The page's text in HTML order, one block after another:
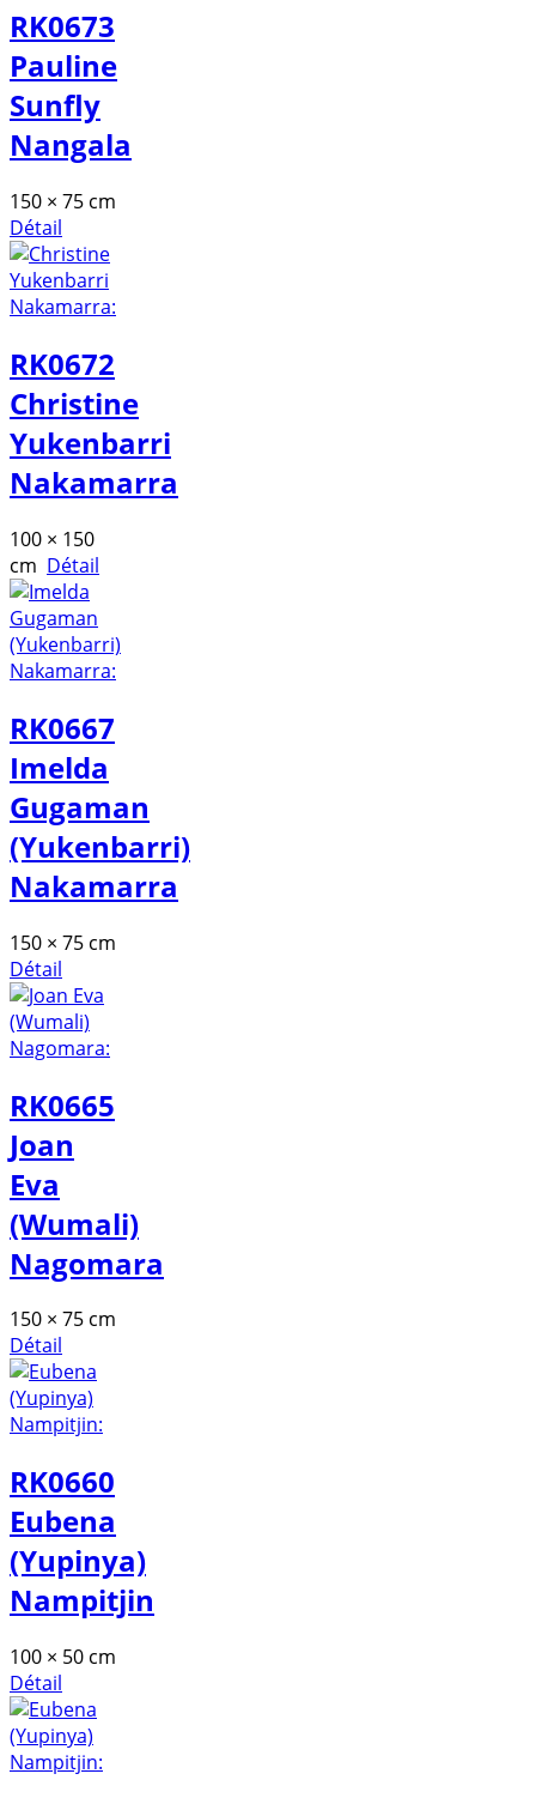
RK0673
Pauline
Sunfly
Nangala
150 × 75 cm
Détail
RK0672
Christine
Yukenbarri
Nakamarra
100 × 150
cm Détail
RK0667
Imelda
Gugaman
(Yukenbarri)
Nakamarra
150 × 75 cm
Détail
RK0665
Joan
Eva
(Wumali)
Nagomara
150 × 75 cm
Détail
RK0660
Eubena
(Yupinya)
Nampitjin
100 × 50 cm
Détail